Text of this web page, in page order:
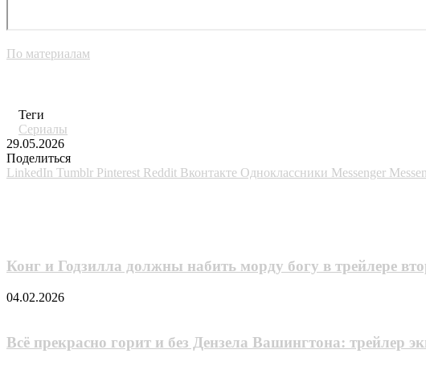
По материалам
Теги
Сериалы
29.05.2026
Поделиться
LinkedIn Tumblr Pinterest Reddit Вконтакте Одноклассники Messenger
Конг и Годзилла должны набить морду богу в трейлере
04.02.2026
Всё прекрасно горит и без Дензела Вашингтона: трейлер